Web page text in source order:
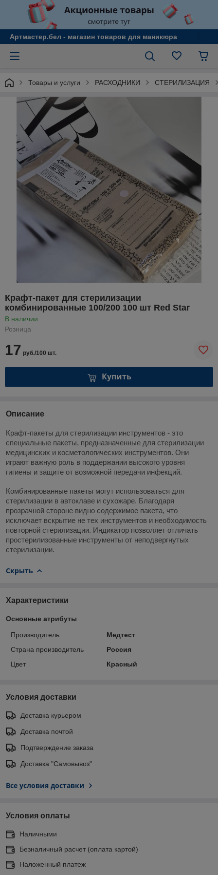
Артмастер.бел - магазин товаров для маникюра
Товары и услуги РАСХОДНИКИ СТЕРИЛИЗАЦИЯ
Крафт-пакет для стерилизации
комбинированные 100/200 100 шт Red Star
В наличии
Розница
17 руб./100 шт.
Купить
Описание
Крафт-пакеты для стерилизации инструментов - это
специальные пакеты, предназначенные для стерилизации
медицинских и косметологических инструментов. Они
играют важную роль в поддержании высокого уровня
гигиены и защите от возможной передачи инфекций.
Комбинированные пакеты могут использоваться для
стерилизации в автоклаве и сухожаре. Благодаря
прозрачной стороне видно содержимое пакета, что
исключает вскрытие не тех инструментов и необходимость
повторной стерилизации. Индикатор позволяет отличать
простерилизованные инструменты от неподвергнутых
стерилизации.
Скрыть
Характеристики
Основные атрибуты
Производитель
Медтест
Страна производитель
Россия
Цвет
Красный
Условия доставки
Доставка курьером
Доставка почтой
Подтверждение заказа
Доставка "Самовывоз"
Все условия доставки
Условия оплаты
Наличными
Безналичный расчет (оплата картой)
Наложенный платеж